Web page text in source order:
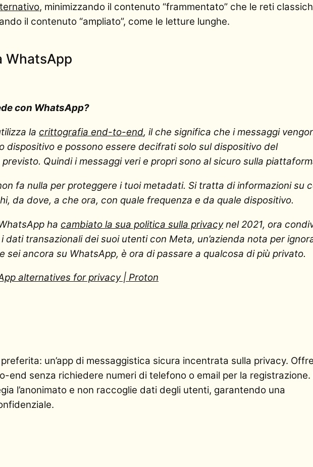
, minimizzando il contenuto “frammentato” che le reti
il contenuto “ampliato”, come le letture lunghe.
WhatsApp
con WhatsApp?
la crittografia end-to-end, il che significa che i messaggi
dispositivo e possono essere decifrati solo sul dispositivo del
Quindi i messaggi veri e propri sono al sicuro sulla
fa nulla per proteggere i tuoi metadati. Si tratta di informazioni su
da dove, a che ora, con quale frequenza e da quale dispositivo.
ha cambiato la sua politica sulla privacynel 2021, ora
dati transazionali dei suoi utenti con Meta, un’azienda nota per
sei ancora su WhatsApp, è ora di passare a qualcosa di più privato.
alternatives for privacy | Proton
un’app di messaggistica sicura incentrata sulla privacy. Offre
end senza richiedere numeri di telefono o email per la registrazione.
l’anonimato e non raccoglie dati degli utenti, garantendo una